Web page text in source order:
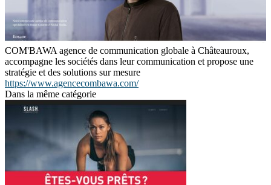
COM'BAWA agence de communication globale à Châteauroux,
accompagne les sociétés dans leur communication et propose une
stratégie et des solutions sur mesure
https://www.agencecombawa.com/
Dans la même catégorie